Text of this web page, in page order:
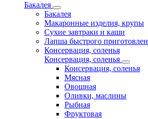
Бакалея
Бакалея
Макаронные изделия, крупы
Сухие завтраки и каши
Лапша быстрого
Консервация, соленья
Консервация, соленья
Консервация, соленья
Мясная
Овощная
Оливки, маслины
Рыбная
Фруктовая